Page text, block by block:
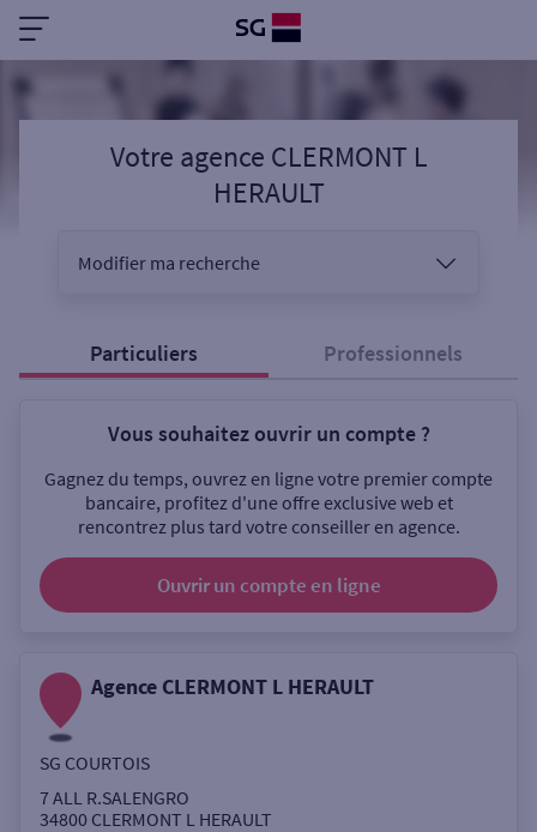
Votre agence CLERMONT L
HERAULT
Modifier ma recherche
Sélectionnez votre recherche
Ouverte le samedi
Ouverte le lundi
Particuliers Professionnels
Vous souhaitez ouvrir un compte ?
Gagnez du temps, ouvrez en ligne votre premier compte
bancaire, profitez d'une offre exclusive web et
rencontrez plus tard votre conseiller en agence.
Ouvrir un compte en ligne
Agence CLERMONT L HERAULT
SG COURTOIS
7 ALL R.SALENGRO
34800 CLERMONT L HERAULT